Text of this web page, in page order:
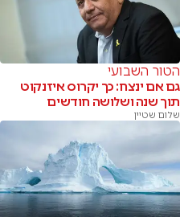
הטור השבועי
גם אם ינצח: כך יקרוס איזנקוט
תוך שנה ושלושה חודשים
שלום שטיין